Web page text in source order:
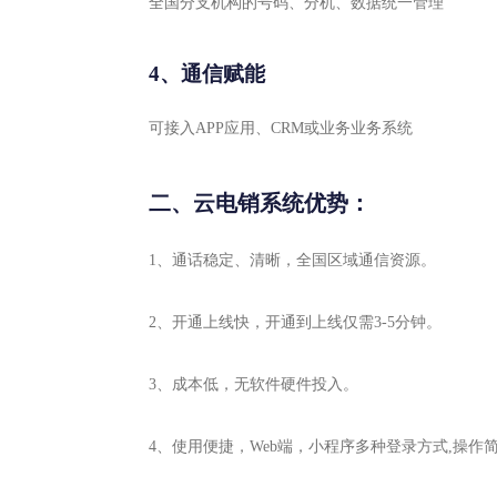
4、通信赋能
可接入APP应用、CRM或业务业务系统
二、云电销系统优势：
1、通话稳定、清晰，全国区域通信资源。
2、开通上线快，开通到上线仅需3-5分钟。
3、成本低，无软件硬件投入。
4、使用便捷，Web端，小程序多种登录方式,操作